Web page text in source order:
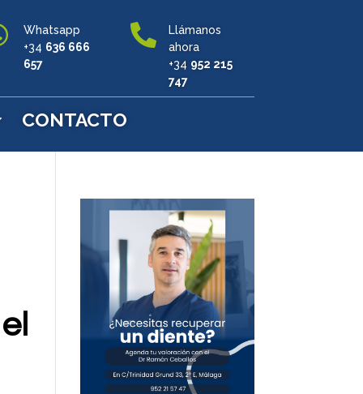
Whatsapp
+34 636 666
657

Llámanos
ahora
+34 952 215
747
CONTACTO